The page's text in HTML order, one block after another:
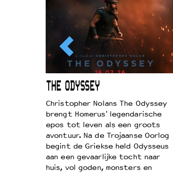
THE ODYSSEY
Christopher Nolans The Odyssey
brengt Homerus' legendarische
epos tot leven als een groots
avontuur. Na de Trojaanse Oorlog
begint de Griekse held Odysseus
aan een gevaarlijke tocht naar
huis, vol goden, monsters en